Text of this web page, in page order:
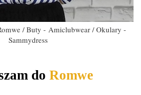
/ Buty - Amiclubwear / Okulary -
Sammydress
do Romwe